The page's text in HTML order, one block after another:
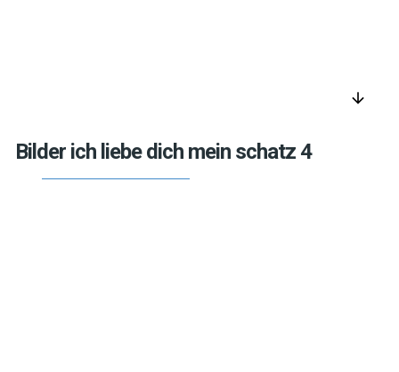
arrow_downward
Bilder ich liebe dich mein schatz 4